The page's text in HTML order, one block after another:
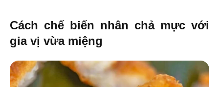
Cách chế biến nhân chả mực với
gia vị vừa miệng